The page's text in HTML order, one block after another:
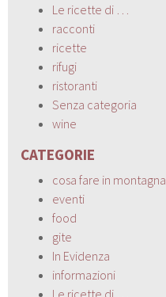
Le ricette di …
racconti
ricette
rifugi
ristoranti
Senza categoria
wine
CATEGORIE
cosa fare in montagna
eventi
food
gite
In Evidenza
informazioni